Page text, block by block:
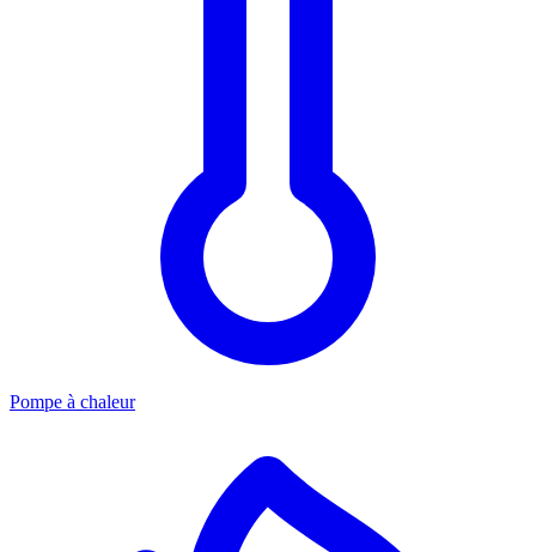
Pompe à chaleur